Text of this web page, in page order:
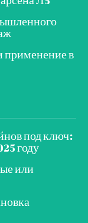
применение в
под ключ:
году
или